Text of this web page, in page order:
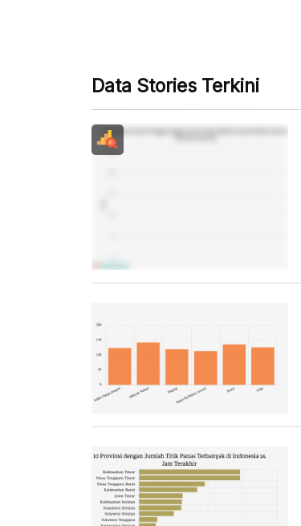
Data Stories Terkini